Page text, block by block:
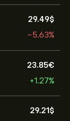
29.49‎$‎
-5.63%
23.85‎€‎
+1.27%
29.21‎$‎